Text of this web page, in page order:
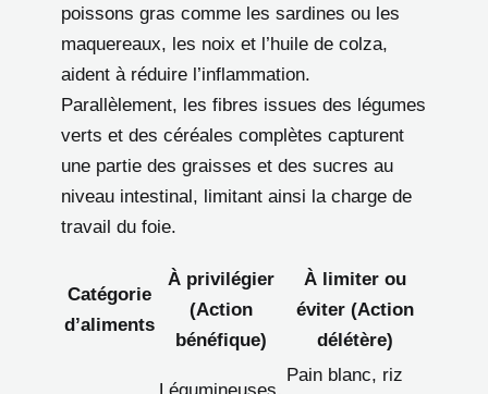
poissons gras comme les sardines ou les
maquereaux, les noix et l’huile de colza,
aident à réduire l’inflammation.
Parallèlement, les fibres issues des légumes
verts et des céréales complètes capturent
une partie des graisses et des sucres au
niveau intestinal, limitant ainsi la charge de
travail du foie.
Catégorie
d’aliments
À privilégier
(Action
bénéfique)
À limiter ou
éviter (Action
délétère)
Pain blanc, riz